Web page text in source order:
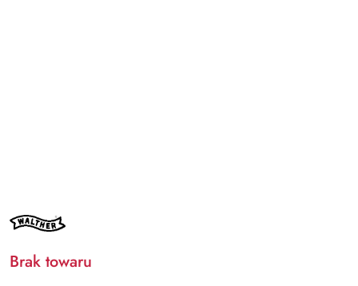
NAZWA
PRODUCENTA:
Brak towaru